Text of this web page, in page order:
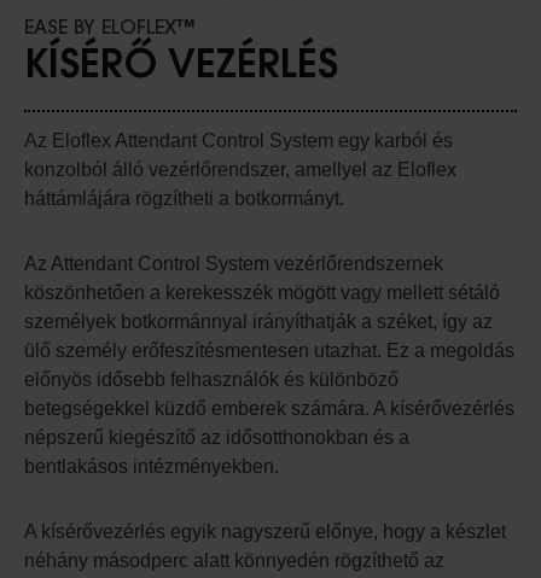
EASE BY ELOFLEX™
KÍSÉRŐ VEZÉRLÉS
Az Eloflex Attendant Control System egy karból és
konzolból álló vezérlőrendszer, amellyel az Eloflex
háttámlájára rögzítheti a botkormányt.
Az Attendant Control System vezérlőrendszernek
köszönhetően a kerekesszék mögött vagy mellett sétáló
személyek botkormánnyal irányíthatják a széket, így az
ülő személy erőfeszítésmentesen utazhat. Ez a megoldás
előnyös idősebb felhasználók és különböző
betegségekkel küzdő emberek számára. A kísérővezérlés
népszerű kiegészítő az idősotthonokban és a
bentlakásos intézményekben.
A kísérővezérlés egyik nagyszerű előnye, hogy a készlet
néhány másodperc alatt könnyedén rögzíthető az